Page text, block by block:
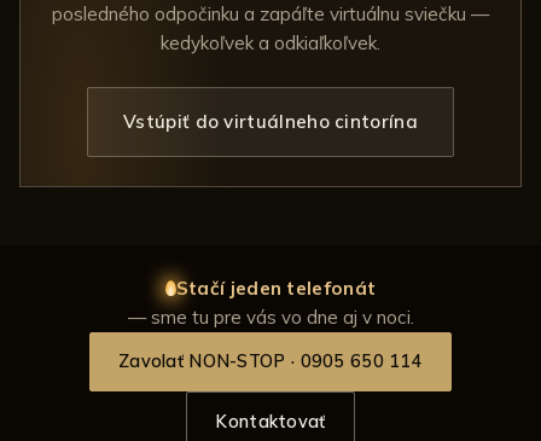
posledného odpočinku a zapáľte virtuálnu sviečku —
kedykoľvek a odkiaľkoľvek.
Vstúpiť do virtuálneho cintorína
Stačí jeden telefonát
— sme tu pre vás vo dne aj v noci.
Zavolať NON-STOP · 0905 650 114
Kontaktovať